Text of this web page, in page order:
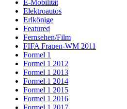
E-Mobilität
Elektroautos
Erlkönige
Featured
Fernsehen/Film
FIFA Frauen-WM 2011
Formel 1
Formel 1 2012
Formel 1 2013
Formel 1 2014
Formel 1 2015
Formel 1 2016